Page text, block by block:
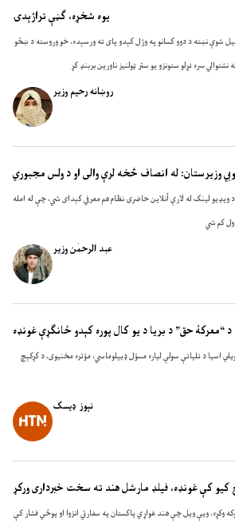
یوه شخړه، ګڼې تراژېدۍ
شوې نښته د دوو کسانو په وژل کېدو پای ته ورسېده، خو وروسته د ښځو
سره تړلو ستونزو یو ستر ټولنیز ناورین بربنډ کړ
روښانه رحیم وزیر
وزیرستان: له انصاف څخه لرې والی او د ولس مجبوري
ویډیو لینک له لارې آنلاین حاضرۍ نظام هم معرفي کېدای شي، چې له امله
کم شي
عبد الرحمٰن وزیر
د “معرکۀ حق” د بریا د یو کال پوره کېدو ځانګړې غونډه
اسیا د تلپاتې سولې لپاره مسؤل ډیپلوماسي، مؤثره مخنیوی، د کړکېچ
نېوز ډیسک
کې غونډه، فیلډ مارشل هند ته سخت خبرداری ورکړ
وکړه، ویې ویل چې هند غواړي پاکستان په سفارتي انزوا او پوځي فشار کې